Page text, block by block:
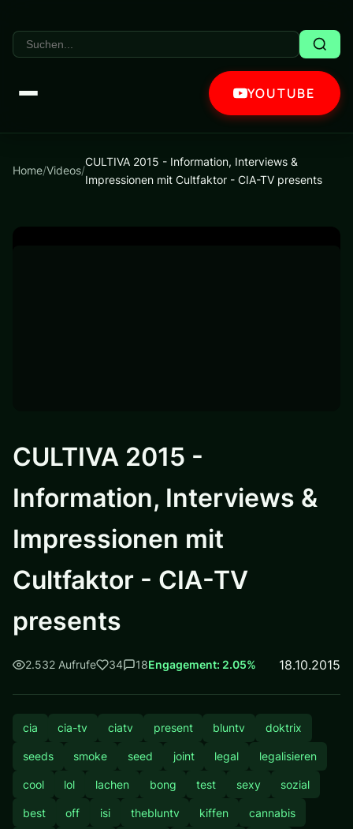
YOUTUBE
Home/Videos/
CULTIVA 2015 - Information, Interviews &
Impressionen mit Cultfaktor - CIA-TV presents
CULTIVA 2015 -
Information, Interviews &
Impressionen mit
Cultfaktor - CIA-TV
presents
2.532 Aufrufe 34 18Engagement: 2.05% 18.10.2015
cia cia-tv ciatv present bluntv doktrix
seeds smoke seed joint legal legalisieren
cool lol lachen bong test sexy sozial
best off isi thebluntv kiffen cannabis